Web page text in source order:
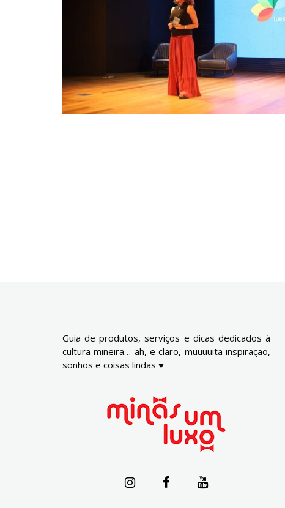
Guia de produtos, serviços e dicas dedicados à
cultura mineira… ah, e claro, muuuuita inspiração,
sonhos e coisas lindas ♥